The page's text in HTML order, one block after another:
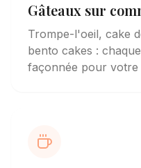
Gâteaux sur
Trompe-l'oeil, cake
bento cakes :
façonnée pour votre